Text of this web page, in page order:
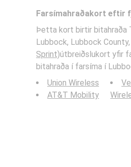
Farsímahraðakort eftir
Þetta kort birtir bitahraða
Lubbock, Lubbock
Sprint)útbreiðslukort yfir
bitahraða í farsíma í
Union Wireless
AT&T Mobility